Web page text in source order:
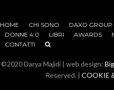
HOME CHI SONO DAXO GROUP
DONNE 4.0
LIBRI AWARDS
CONTATTI
©2020 Darya Majidi | web design:
Reserved. | COOKIE